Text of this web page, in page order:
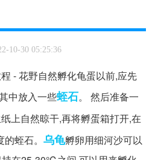
10-30 05:25:36
- 花野自然孵化龟蛋以前,应先
中放入一些蛭石。 然后准备一
上自然晾干,再将孵蛋箱打开,在
蛭石。 乌龟孵卵用细河沙可以